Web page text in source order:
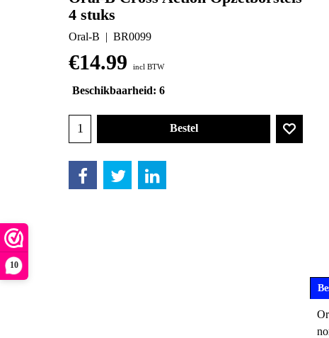
10
4 stuks
Oral-B BR0099
€14.99 incl BTW
Beschikbaarheid: 6
Bestel